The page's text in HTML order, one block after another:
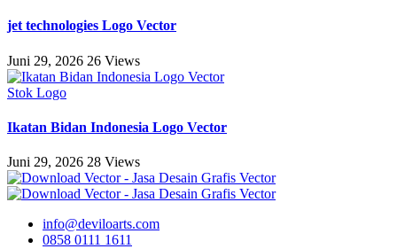
jet technologies Logo Vector
Juni 29, 2026 26 Views
Stok Logo
Ikatan Bidan Indonesia Logo Vector
Juni 29, 2026 28 Views
info@deviloarts.com
0858 0111 1611